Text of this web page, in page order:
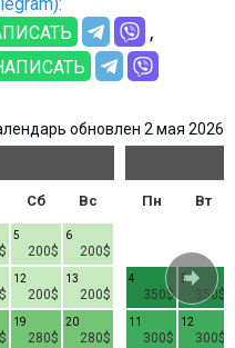
обновлен 2 мая 2026
Сб Вс
200$
5
200$
6
200$
12
200$
13
280$
19
280$
20
Пн Вт
350$
4
350$
5
300$
11
300$
12